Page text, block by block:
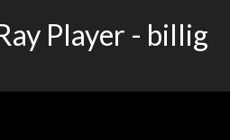
Player - billig